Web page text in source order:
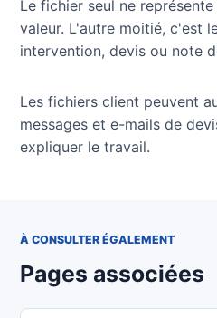
Le fichier seul ne
valeur. L'autre moitié, c'est
intervention, devis ou note
Les fichiers client peuvent
messages et e-mails de
expliquer le travail.
À CONSULTER ÉGALEMENT
Pages associées